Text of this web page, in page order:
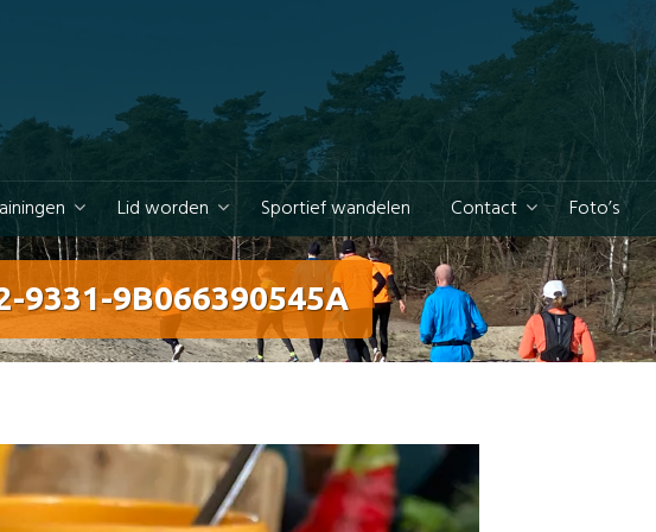
Lid worden Sportief wandelen Contact Foto’s
9331-9B066390545A